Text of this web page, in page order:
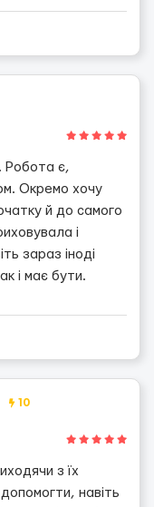
Робота є,
Окремо хочу
й до самого
і
зараз іноді
і має бути.
10
з їх
навіть